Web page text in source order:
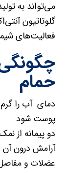
گلوتاتیون
فعالیت‌های
حمام
دمای آب را
پوست شود
آرامش درون آن
عضلات و